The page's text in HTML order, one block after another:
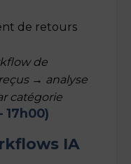
de retours
de
→ analyse
catégorie
17h00)
IA